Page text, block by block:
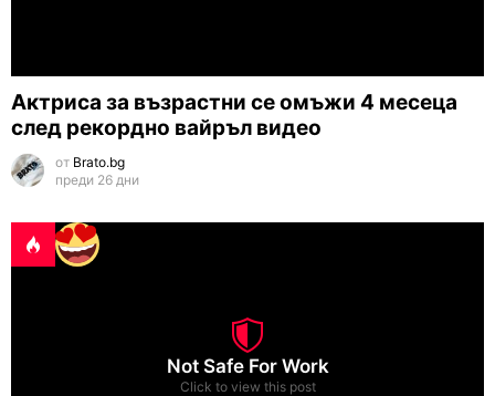
Актриса за възрастни се омъжи 4 месеца
след рекордно вайръл видео
от Brato.bg
преди 26 дни
Not Safe For Work
Click to view this post